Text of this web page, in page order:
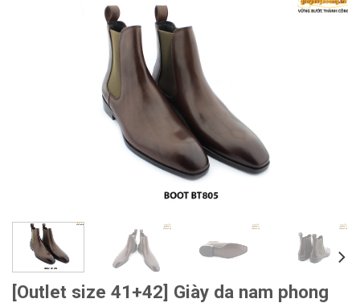
[Outlet size 41+42] Giày da nam phong